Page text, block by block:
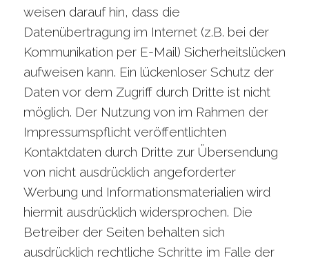
weisen darauf hin, dass die
Datenübertragung im Internet (z.B. bei der
Kommunikation per E-Mail) Sicherheitslücken
aufweisen kann. Ein lückenloser Schutz der
Daten vor dem Zugriff durch Dritte ist nicht
möglich. Der Nutzung von im Rahmen der
Impressumspflicht veröffentlichten
Kontaktdaten durch Dritte zur Übersendung
von nicht ausdrücklich angeforderter
Werbung und Informationsmaterialien wird
hiermit ausdrücklich widersprochen. Die
Betreiber der Seiten behalten sich
ausdrücklich rechtliche Schritte im Falle der